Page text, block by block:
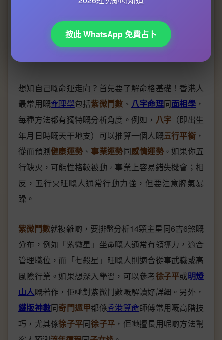
關於算命師的專業插圖
命格基礎教學
想知自己嘅命運走向？首先要了解命格基礎！香港人
最常用嘅命理學包括紫微鬥數 、 八字命理同面相學 ，
每種方法都有獨特嘅分析角度。例如， 八字 （即出生
年月日時嘅天干地支）可以推算一個人嘅五行平衡 ，
從而預測健康運勢 、 事業運勢同感情運勢。如果你五
行缺火，可能性格較被動，事業上容易錯失機會；相
反，五行火旺嘅人通常行動力強，但要注意脾氣暴
躁。
紫微鬥數就複雜啲，要排盤分析14顆主星同6吉6煞嘅
分布，例如「紫微星」坐命嘅人通常有領導力，適合
管理職位，而「七殺星」旺嘅人則適合從事武職或高
風險行業。如果想深入學習，可以參考徐子平或明燈
山人嘅著作，佢哋對紫微鬥數嘅解讀好詳細。另外，
鐵版神數同奇門遁甲都係香港算命師傅常用嘅高階技
巧，尤其係徐子平同徐子平 ，佢哋擅長用呢啲方法幫
按此 WhatsApp 免費占卜